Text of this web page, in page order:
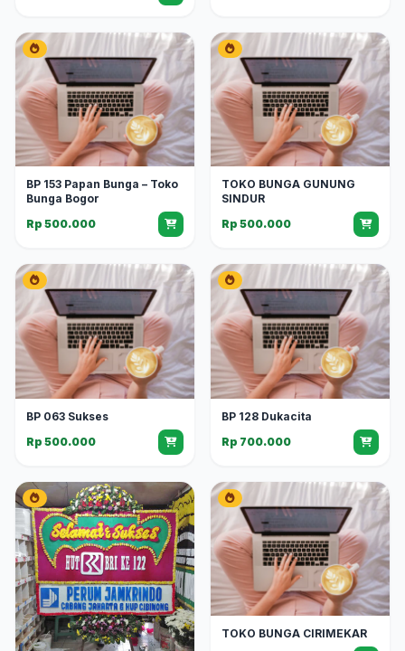
BP 153 Papan Bunga – Toko
Bunga Bogor
Rp 500.000
TOKO BUNGA GUNUNG
SINDUR
Rp 500.000
BP 063 Sukses
Rp 500.000
BP 128 Dukacita
Rp 700.000
TOKO BUNGA CIRIMEKAR